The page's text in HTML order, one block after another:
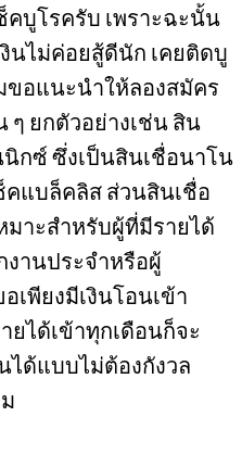
คบูโรครับ เพราะฉะนั้น
นไม่ค่อยสู้ดีนัก เคยติดบู
อแนะนำให้ลองสมัคร
ๆ ยกตัวอย่างเช่น สิน
กซ์ ซึ่งเป็นสินเชื่อนาโน
แบล็คลิส ส่วนสินเชื่อ
มาะสำหรับผู้ที่มีรายได้
งานประจำหรือผู้
เพียงมีเงินโอนเข้า
ได้เข้าทุกเดือนก็จะ
ได้แบบไม่ต้องกังวล